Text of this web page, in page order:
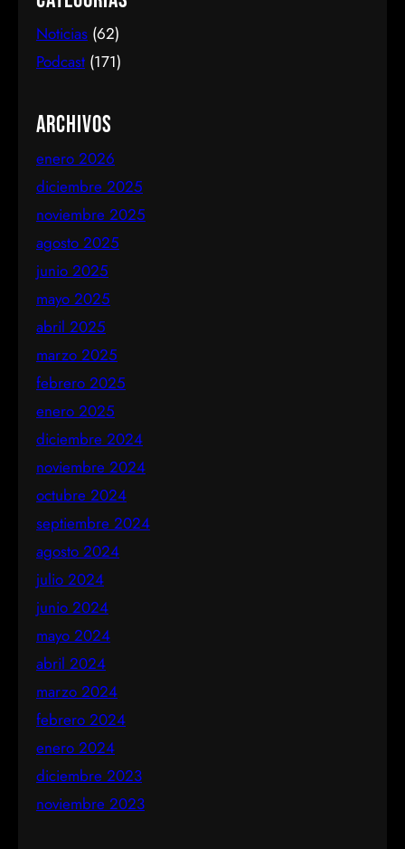
Noticias (62)
Podcast (171)
Archivos
enero 2026
diciembre 2025
noviembre 2025
agosto 2025
junio 2025
mayo 2025
abril 2025
marzo 2025
febrero 2025
enero 2025
diciembre 2024
noviembre 2024
octubre 2024
septiembre 2024
agosto 2024
julio 2024
junio 2024
mayo 2024
abril 2024
marzo 2024
febrero 2024
enero 2024
diciembre 2023
noviembre 2023